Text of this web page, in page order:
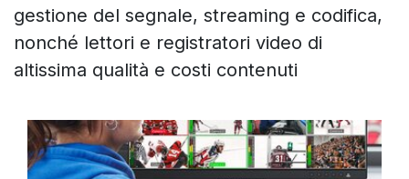
gestione del segnale, streaming e codifica,
nonché lettori e registratori video di
altissima qualità e costi contenuti